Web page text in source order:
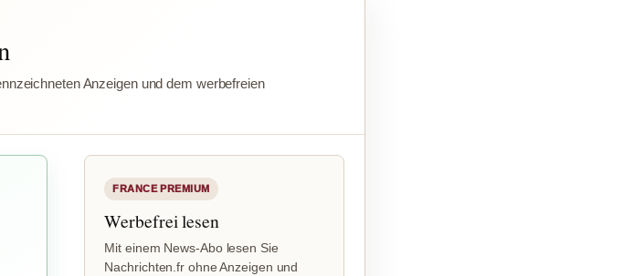
Anzeigen und dem werbefreien
FRANCE PREMIUM
Werbefrei lesen
Mit einem News-Abo lesen Sie
Nachrichten.fr ohne Anzeigen und